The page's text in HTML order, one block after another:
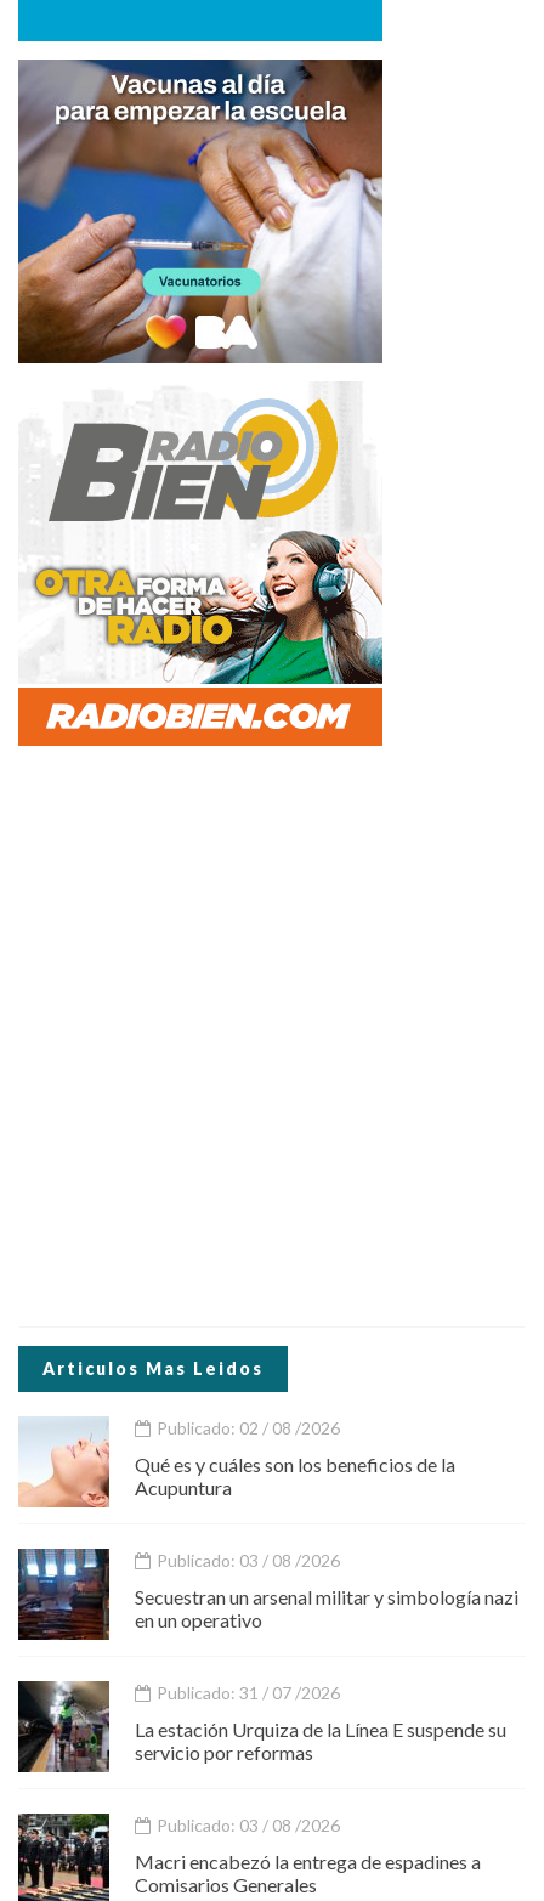
Articulos Mas Leidos
Publicado: 02 / 08 /2026
Qué es y cuáles son los beneficios de la
Acupuntura
Publicado: 03 / 08 /2026
Secuestran un arsenal militar y simbología nazi
en un operativo
Publicado: 31 / 07 /2026
La estación Urquiza de la Línea E suspende su
servicio por reformas
Publicado: 03 / 08 /2026
Macri encabezó la entrega de espadines a
Comisarios Generales